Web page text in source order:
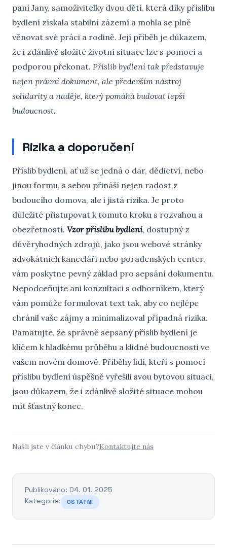
paní Jany, samoživitelky dvou dětí, která díky příslibu
bydlení získala stabilní zázemí a mohla se plně
věnovat své práci a rodině. Její příběh je důkazem,
že i zdánlivě složité životní situace lze s pomocí a
podporou překonat. Příslib bydlení tak představuje
nejen právní dokument, ale především nástroj
solidarity a naděje, který pomáhá budovat lepší
budoucnost.
Rizika a doporučení
Příslib bydlení, ať už se jedná o dar, dědictví, nebo
jinou formu, s sebou přináší nejen radost z
budoucího domova, ale i jistá rizika. Je proto
důležité přistupovat k tomuto kroku s rozvahou a
obezřetností. Vzor příslibu bydlení, dostupný z
důvěryhodných zdrojů, jako jsou webové stránky
advokátních kanceláří nebo poradenských center,
vám poskytne pevný základ pro sepsání dokumentu.
Nepodceňujte ani konzultaci s odborníkem, který
vám pomůže formulovat text tak, aby co nejlépe
chránil vaše zájmy a minimalizoval případná rizika.
Pamatujte, že správně sepsaný příslib bydlení je
klíčem k hladkému průběhu a klidné budoucnosti ve
vašem novém domově. Příběhy lidí, kteří s pomocí
příslibu bydlení úspěšně vyřešili svou bytovou situaci,
jsou důkazem, že i zdánlivě složité situace mohou
mít šťastný konec.
Našli jste v článku chybu?Kontaktujte nás
Publikováno: 04. 01. 2025
Kategorie:
OSTATNÍ